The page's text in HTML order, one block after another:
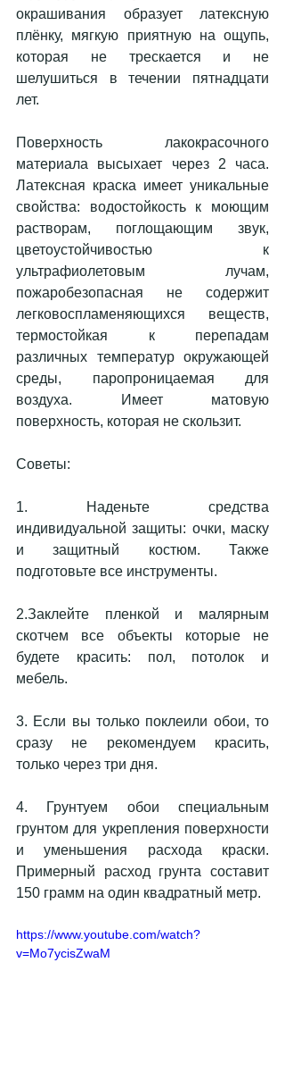
окрашивания образует латексную
плёнку, мягкую приятную на ощупь,
которая не трескается и не
шелушиться в течении пятнадцати
лет.
Поверхность лакокрасочного
материала высыхает через 2 часа.
Латексная краска имеет уникальные
свойства: водостойкость к моющим
растворам, поглощающим звук,
цветоустойчивостью к
ультрафиолетовым лучам,
пожаробезопасная не содержит
легковоспламеняющихся веществ,
термостойкая к перепадам
различных температур окружающей
среды, паропроницаемая для
воздуха. Имеет матовую
поверхность, которая не скользит.
Советы:
1. Наденьте средства
индивидуальной защиты: очки, маску
и защитный костюм. Также
подготовьте все инструменты.
2.Заклейте пленкой и малярным
скотчем все объекты которые не
будете красить: пол, потолок и
мебель.
3. Если вы только поклеили обои, то
сразу не рекомендуем красить,
только через три дня.
4. Грунтуем обои специальным
грунтом для укрепления поверхности
и уменьшения расхода краски.
Примерный расход грунта составит
150 грамм на один квадратный метр.
https://www.youtube.com/watch?
v=Mo7ycisZwaM